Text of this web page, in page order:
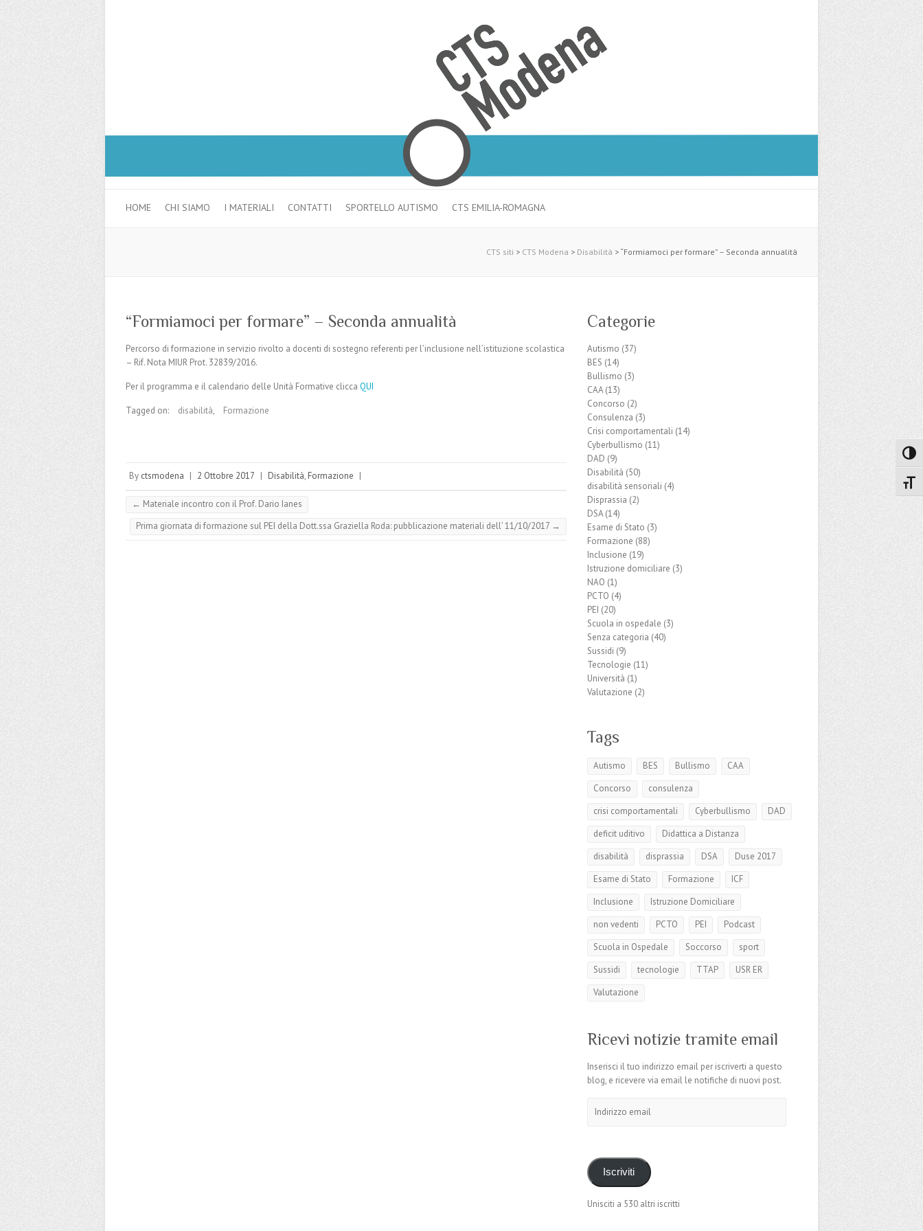
HOME CHI SIAMO I MATERIALI CONTATTI SPORTELLO AUTISMO CTS EMILIA-ROMAGNA
CTS siti > CTS Modena > Disabilità > “Formiamoci per formare” – Seconda annualità
“Formiamoci per formare” – Seconda annualità
Percorso di formazione in servizio rivolto a docenti di sostegno referenti per l’inclusione nell’istituzione scolastica
– Rif. Nota MIUR Prot. 32839/2016.
Per il programma e il calendario delle Unità Formative clicca QUI
Tagged on: disabilità, Formazione
By ctsmodena | 2 Ottobre 2017 | Disabilità, Formazione |
← Materiale incontro con il Prof. Dario Ianes
Prima giornata di formazione sul PEI della Dott.ssa Graziella Roda: pubblicazione materiali dell’ 11/10/2017 →
Categorie
Autismo (37)
BES (14)
Bullismo (3)
CAA(13)
Concorso (2)
Consulenza (3)
Crisi comportamentali (14)
Cyberbullismo (11)
DAD (9)
Disabilità (50)
disabilità sensoriali (4)
Disprassia (2)
DSA(14)
Esame di Stato (3)
Formazione (88)
Inclusione (19)
Istruzione domiciliare (3)
NAO (1)
PCTO (4)
PEI (20)
Scuola in ospedale (3)
Senza categoria (40)
Sussidi (9)
Tecnologie (11)
Università (1)
Valutazione (2)
Tags
Autismo BES Bullismo
CAA
Concorso
consulenza
crisi comportamentali
Cyberbullismo
DAD
deficit uditivo
Didattica a Distanza
disabilità
disprassia DSA
Duse 2017
Esame di Stato
Formazione
ICF
Inclusione
Istruzione Domiciliare
non vedenti
PCTO PEI
Podcast
Scuola in Ospedale
Soccorso
sport
Sussidi
tecnologie TTAP
USR ER
Valutazione
Ricevi notizie tramite email
Inserisci il tuo indirizzo email per iscriverti a questo
blog, e ricevere via email le notifiche di nuovi post.
email
Iscriviti
Unisciti a 530 altri iscritti